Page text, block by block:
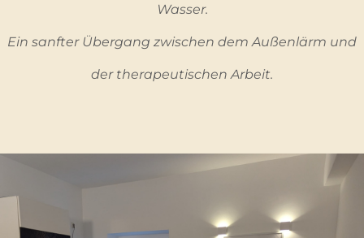
Wasser.
Ein sanfter Übergang zwischen dem Außenlärm und
der therapeutischen Arbeit.